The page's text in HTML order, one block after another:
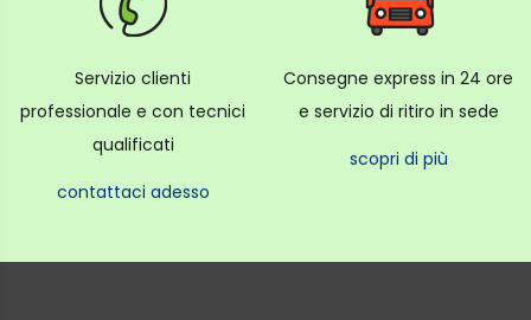
Servizio clienti
professionale e con tecnici
qualificati
contattaci adesso
Consegne express in 24 ore
e servizio di ritiro in sede
scopri di più